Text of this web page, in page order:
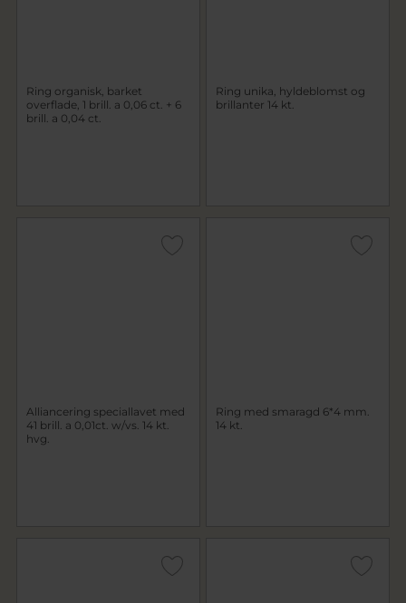
Ring organisk, barket
overflade, 1 brill. a 0,06 ct. + 6
brill. a 0,04 ct.
Ring unika, hyldeblomst og
brillanter 14 kt.
Alliancering speciallavet med
41 brill. a 0,01ct. w/vs. 14 kt.
hvg.
Ring med smaragd 6*4 mm.
14 kt.